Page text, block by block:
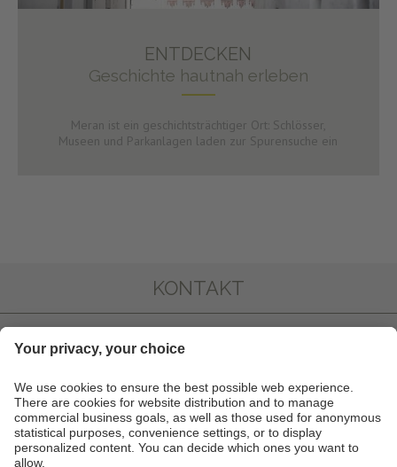
ENTDECKEN
Geschichte hautnah erleben
Meran ist ein geschichtsträchtiger Ort: Schlösser,
Museen und Parkanlagen laden zur Spurensuche ein
KONTAKT
FOTOGALLERY
INFO & SERVICE
NEWSLETTER